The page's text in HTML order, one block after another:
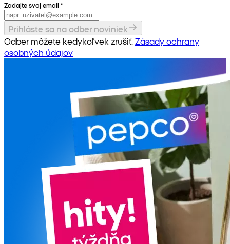
Zadajte svoj email *
Prihláste sa na odber noviniek
Odber môžete kedykoľvek zrušiť. Zásady ochrany
osobných údajov